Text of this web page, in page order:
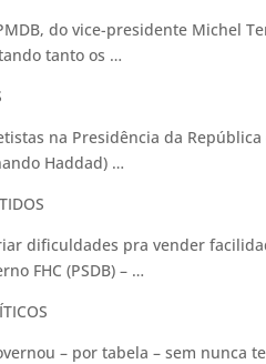
do vice-presidente Michel
tanto os …
na Presidência da República
Haddad) …
dificuldades pra vender
FHC (PSDB) – …
– por tabela – sem nunca